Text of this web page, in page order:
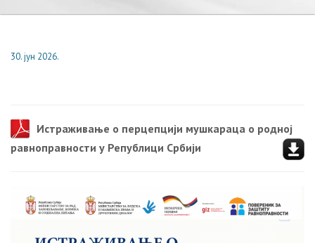
30. јун 2026.
Истраживање о перцепцији мушкараца о родној
равноправности у Републици Србији